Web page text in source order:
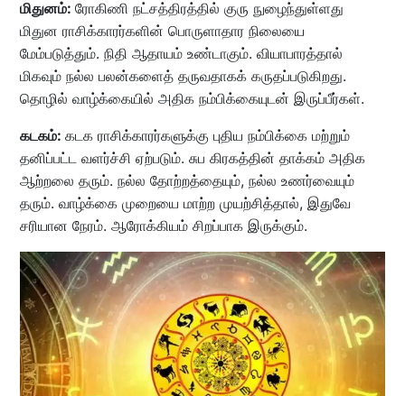
மிதுனம்: ரோகிணி நட்சத்திரத்தில் குரு நுழைந்துள்ளது ​​
மிதுன ராசிக்காரர்களின் பொருளாதார நிலையை
மேம்படுத்தும். நிதி ஆதாயம் உண்டாகும். வியாபாரத்தால்
மிகவும் நல்ல பலன்களைத் தருவதாகக் கருதப்படுகிறது.
தொழில் வாழ்க்கையில் அதிக நம்பிக்கையுடன் இருப்பீர்கள்.
கடகம்: கடக ராசிக்காரர்களுக்கு புதிய நம்பிக்கை மற்றும்
தனிப்பட்ட வளர்ச்சி ஏற்படும். சுப கிரகத்தின் தாக்கம் அதிக
ஆற்றலை தரும். நல்ல தோற்றத்தையும், நல்ல உணர்வையும்
தரும். வாழ்க்கை முறையை மாற்ற முயற்சித்தால், இதுவே
சரியான நேரம். ஆரோக்கியம் சிறப்பாக இருக்கும்.